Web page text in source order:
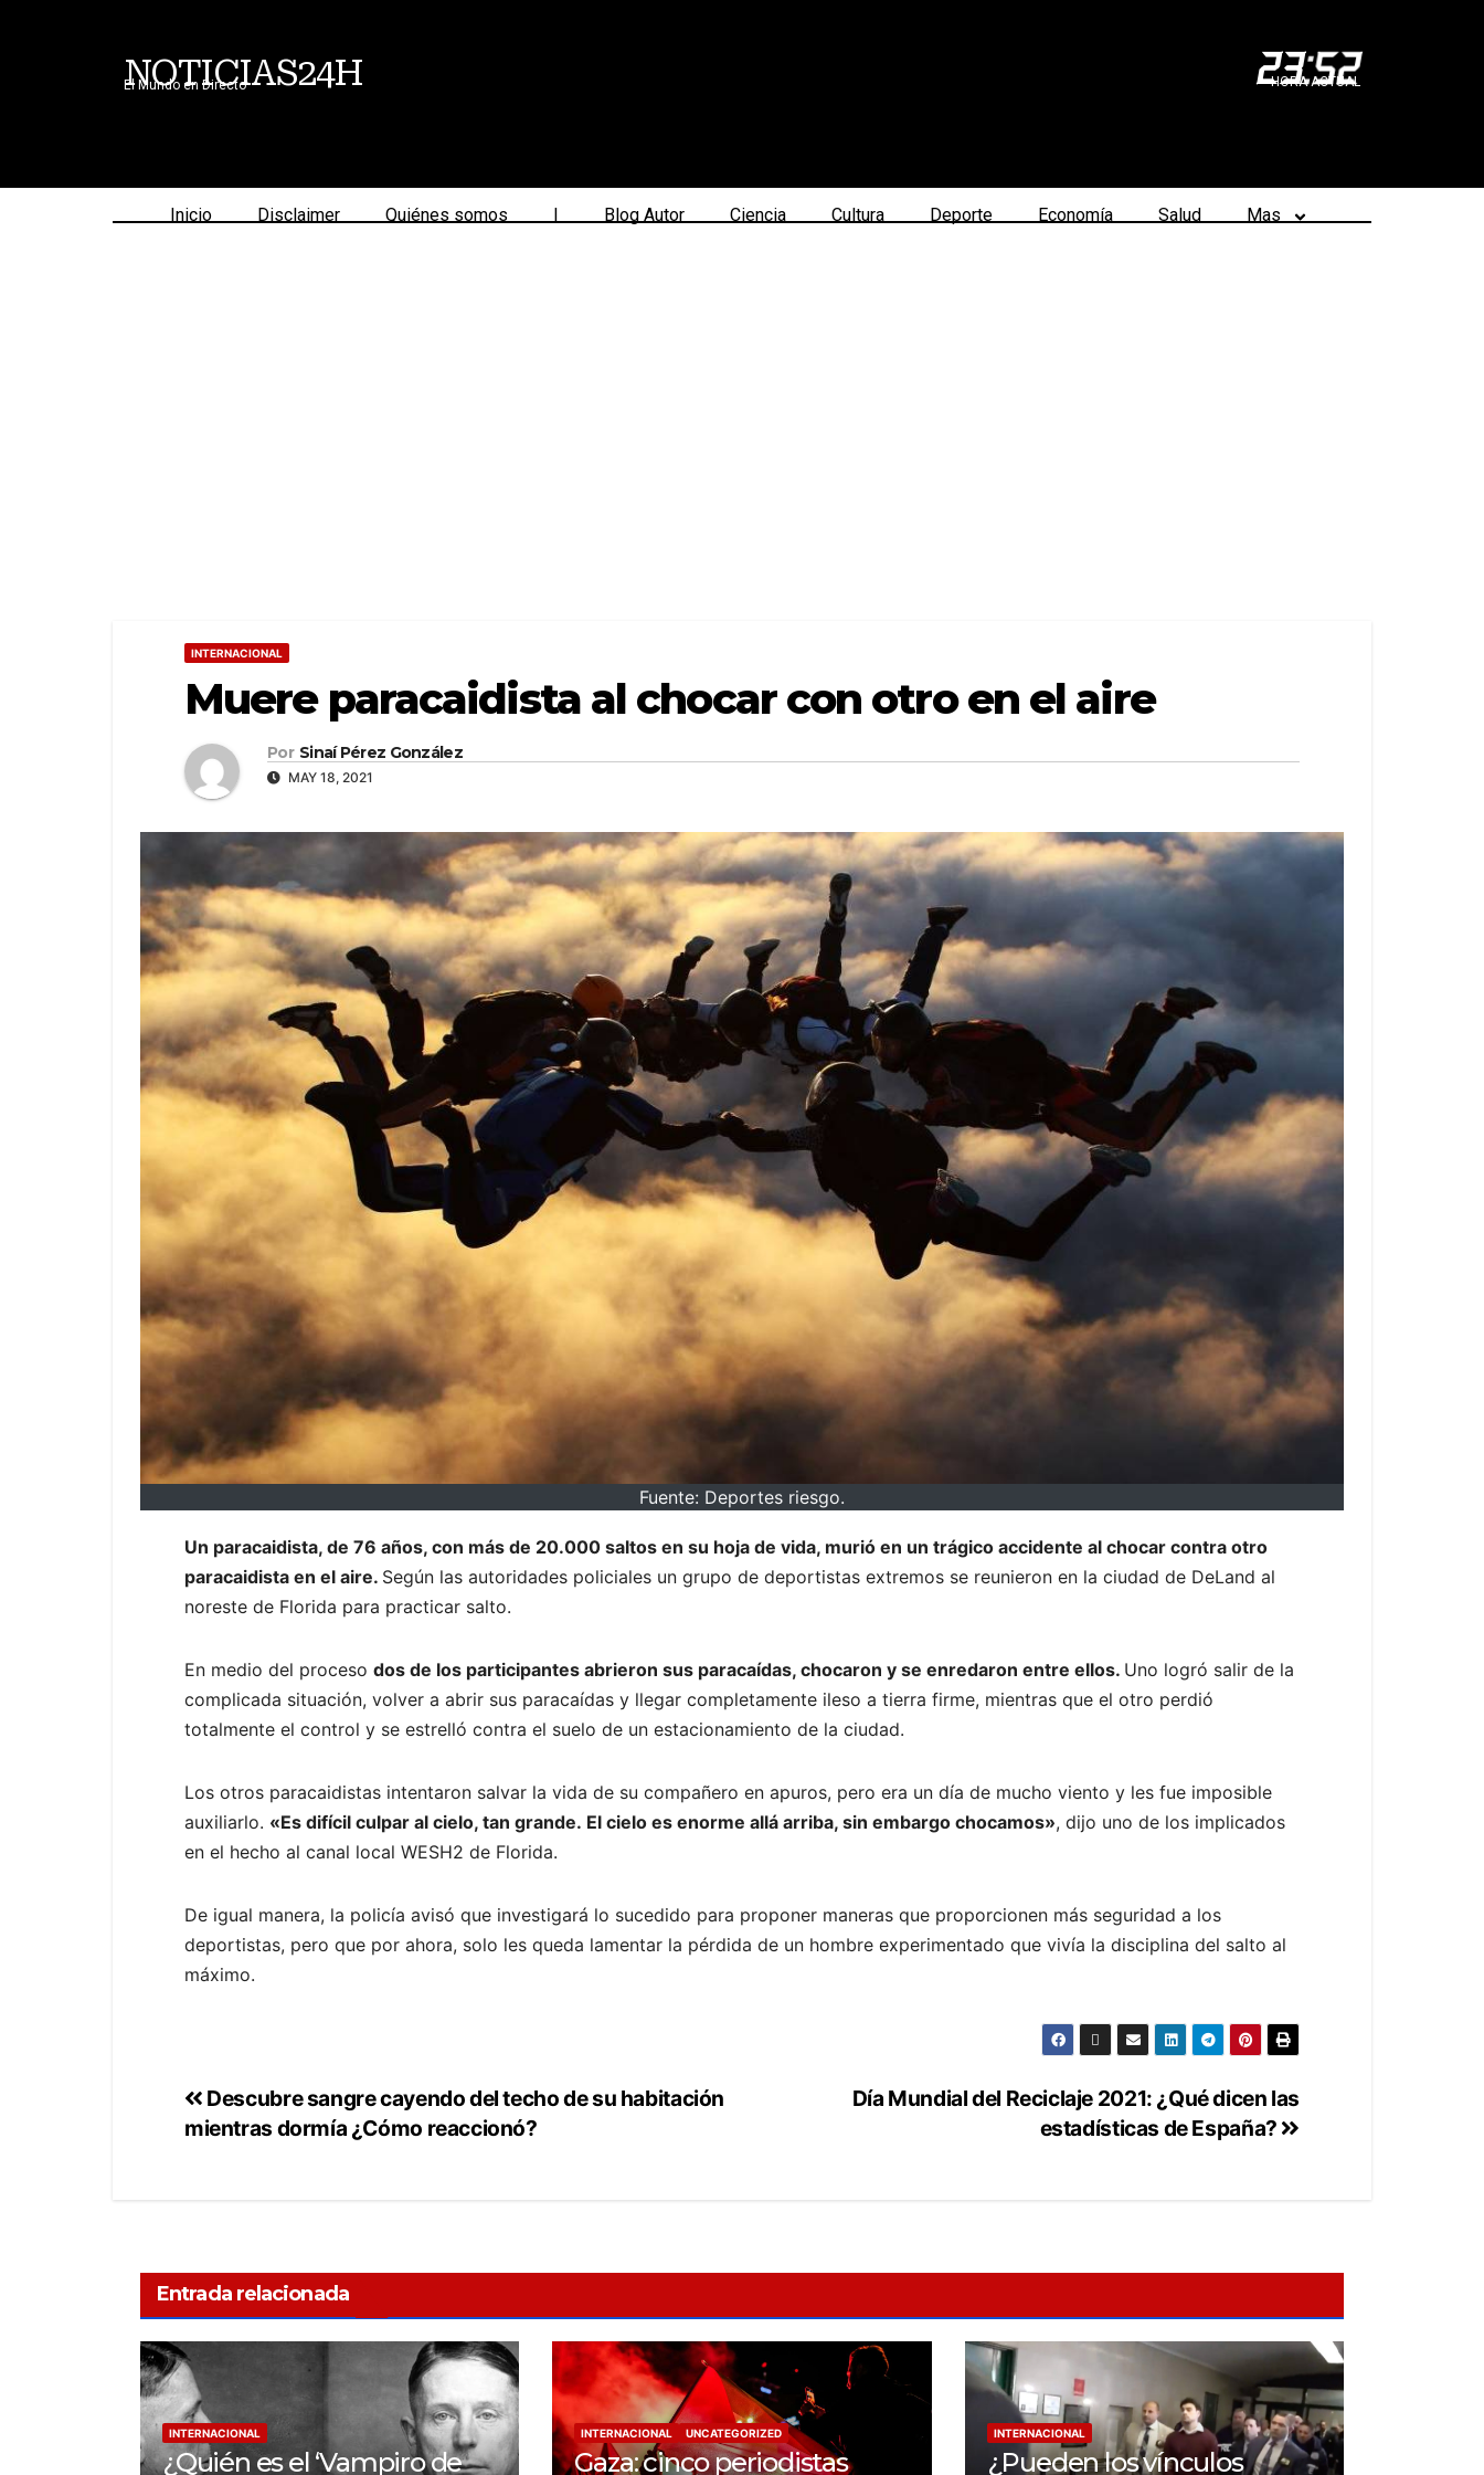
NOTICIAS24H
El Mundo en Directo 23:52
HORA ACTUAL
Inicio Disclaimer Quiénes somos | Blog Autor Ciencia Cultura Deporte Economía Salud Mas
INTERNACIONAL
Muere paracaidista al chocar con otro en el aire
Por Sinaí Pérez González
MAY 18, 2021
Fuente: Deportes riesgo.
Un paracaidista, de 76 años, con más de 20.000 saltos en su hoja de vida, murió en un trágico accidente al chocar contra otro
paracaidista en el aire. Según las autoridades policiales un grupo de deportistas extremos se reunieron en la ciudad de DeLand al
noreste de Florida para practicar salto.
En medio del proceso dos de los participantes abrieron sus paracaídas, chocaron y se enredaron entre ellos. Uno logró salir de la
complicada situación, volver a abrir sus paracaídas y llegar completamente ileso a tierra firme, mientras que el otro perdió
totalmente el control y se estrelló contra el suelo de un estacionamiento de la ciudad.
Los otros paracaidistas intentaron salvar la vida de su compañero en apuros, pero era un día de mucho viento y les fue imposible
auxiliarlo. «Es difícil culpar al cielo, tan grande. El cielo es enorme allá arriba, sin embargo chocamos», dijo uno de los implicados
en el hecho al canal local WESH2 de Florida.
De igual manera, la policía avisó que investigará lo sucedido para proponer maneras que proporcionen más seguridad a los
deportistas, pero que por ahora, solo les queda lamentar la pérdida de un hombre experimentado que vivía la disciplina del salto al
máximo.
Día Mundial del Reciclaje 2021: ¿Qué dicen las
estadísticas de España?
Descubre sangre cayendo del techo de su habitación
mientras dormía ¿Cómo reaccionó?
Entrada relacionada
INTERNACIONAL
¿Quién es el ‘Vampiro de
INTERNACIONAL UNCATEGORIZED
Gaza: cinco periodistas
INTERNACIONAL
¿Pueden los vínculos